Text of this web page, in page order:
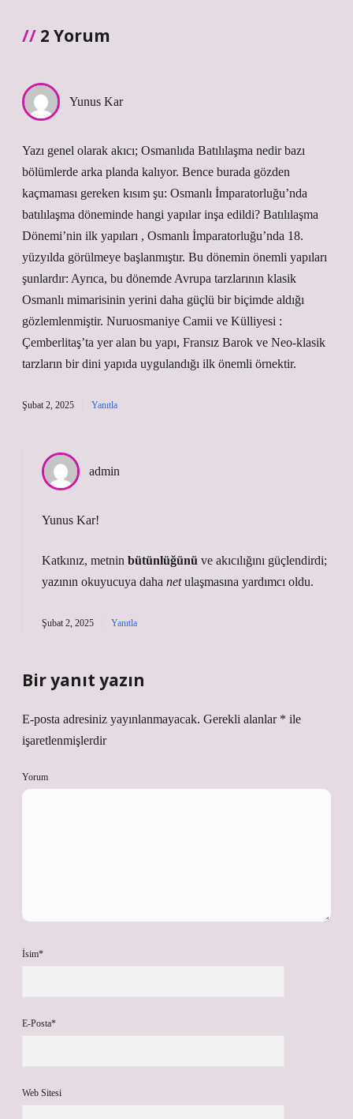
2 Yorum
Yunus Kar
Yazı genel olarak akıcı; Osmanlıda Batılılaşma nedir bazı
bölümlerde arka planda kalıyor. Bence burada gözden
kaçmaması gereken kısım şu: Osmanlı İmparatorluğu’nda
batılılaşma döneminde hangi yapılar inşa edildi? Batılılaşma
Dönemi’nin ilk yapıları , Osmanlı İmparatorluğu’nda 18.
yüzyılda görülmeye başlanmıştır. Bu dönemin önemli yapıları
şunlardır: Ayrıca, bu dönemde Avrupa tarzlarının klasik
Osmanlı mimarisinin yerini daha güçlü bir biçimde aldığı
gözlemlenmiştir. Nuruosmaniye Camii ve Külliyesi :
Çemberlitaş’ta yer alan bu yapı, Fransız Barok ve Neo-klasik
tarzların bir dini yapıda uygulandığı ilk önemli örnektir.
Şubat 2, 2025 Yanıtla
admin
Yunus Kar!
Katkınız, metnin bütünlüğünü ve akıcılığını güçlendirdi;
yazının okuyucuya daha netulaşmasına yardımcı oldu.
Şubat 2, 2025 Yanıtla
Bir yanıt yazın
E-posta adresiniz yayınlanmayacak. Gerekli alanlar * ile
işaretlenmişlerdir
Yorum
İsim*
E-Posta*
Web Sitesi